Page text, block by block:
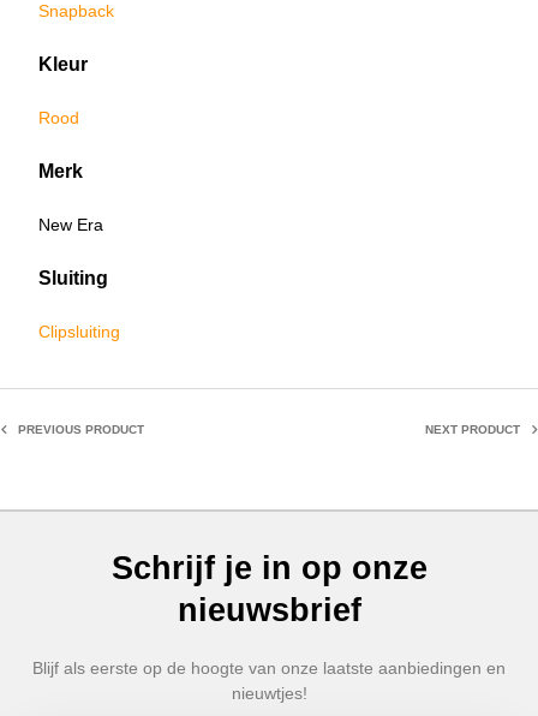
Snapback
Kleur
Rood
Merk
New Era
Sluiting
Clipsluiting
PREVIOUS PRODUCT NEXT PRODUCT
Schrijf je in op onze
nieuwsbrief
Blijf als eerste op de hoogte van onze laatste aanbiedingen en
nieuwtjes!